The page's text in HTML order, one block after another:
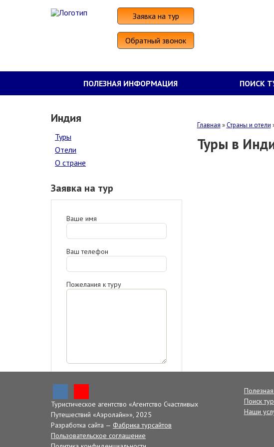
Заявка на тур
Обратный звонок
ПОЛЕЗНАЯ ИНФОРМАЦИЯ ПОИСК
Индия
Туры
Отели
О стране
Заявка на тур
Ваше имя
Ваш телефон
Пожелания к туру
ознакомлен(-а) с
согласие на обработку
персональных данных.
Отправить
Главная »Страны и отели
Туры в
Туристическое агентство «Агентство Счастливых
Путешествий «Аэролайн»», 2025
Разработка сайта — Фабрика турсайтов
Пользовательское соглашение
Поиск
Наши